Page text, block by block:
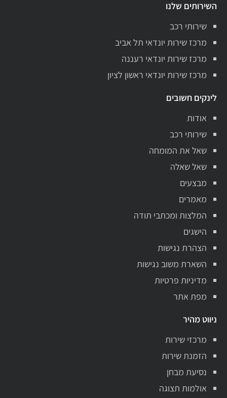
השירותים שלנו
שירותי רכב
מרכז שירות יונדאי תל אביב
מרכז שירות יונדאי רעננה
מרכז שירות יונדאי ראשון לציון
לינקים חשובים
אודות
שירותי רכב
שאל את המומחה
שאל שאלה
מבצעים
מאמרים
המלצות ומכתבי תודה
הישגים
הצהרת נגישות
השארת משוב נגישות
מדיניות פרטיות
מפת אתר
ניווט מהיר
מרכזי שירות
הזמנת שירות
נסיעת מבחן
אולמות תצוגה